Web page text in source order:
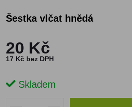
Šestka vlčat hnědá
20 Kč
17 Kč bez DPH
Skladem